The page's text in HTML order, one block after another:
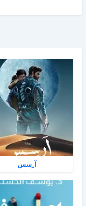
آرسس